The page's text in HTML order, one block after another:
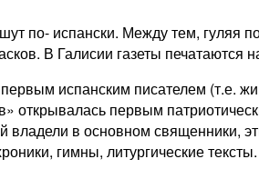
по- испански. Между тем,
В Галисии газеты печатаются
испанским писателем
открывалась первым
владели в основном
гимны, литургические тексты.